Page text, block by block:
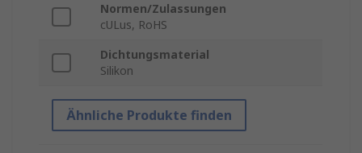
Normen/Zulassungen
cULus, RoHS
Dichtungsmaterial
Silikon
Ähnliche Produkte finden